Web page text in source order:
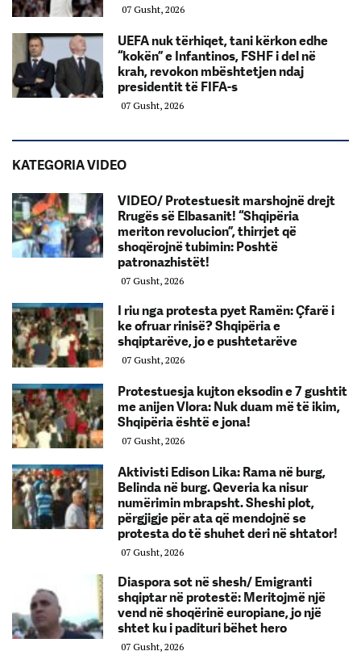
07 Gusht, 2026
UEFA nuk tërhiqet, tani kërkon edhe
“kokën” e Infantinos, FSHF i del në
krah, revokon mbështetjen ndaj
presidentit të FIFA-s
07 Gusht, 2026
KATEGORIA VIDEO
VIDEO/ Protestuesit marshojnë drejt
Rrugës së Elbasanit! “Shqipëria
meriton revolucion”, thirrjet që
shoqërojnë tubimin: Poshtë
patronazhistët!
07 Gusht, 2026
I riu nga protesta pyet Ramën: Çfarë i
ke ofruar rinisë? Shqipëria e
shqiptarëve, jo e pushtetarëve
07 Gusht, 2026
Protestuesja kujton eksodin e 7 gushtit
me anijen Vlora: Nuk duam më të ikim,
Shqipëria është e jona!
07 Gusht, 2026
Aktivisti Edison Lika: Rama në burg,
Belinda në burg. Qeveria ka nisur
numërimin mbrapsht. Sheshi plot,
përgjigje për ata që mendojnë se
protesta do të shuhet deri në shtator!
07 Gusht, 2026
Diaspora sot në shesh/ Emigranti
shqiptar në protestë: Meritojmë një
vend në shoqërinë europiane, jo një
shtet ku i padituri bëhet hero
07 Gusht, 2026